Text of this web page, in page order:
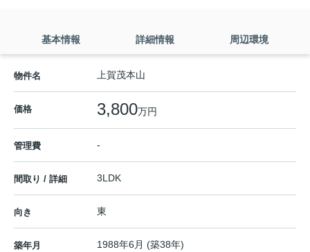
基本情報 詳細情報 周辺環境
物件名 上賀茂本山
価格 3,800万円
管理費 -
間取り / 詳細 3LDK
向き 東
築年月 1988年6月 (築38年)